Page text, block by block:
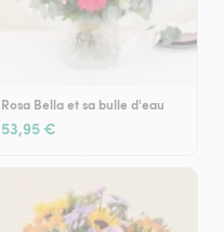
Rosa Bella et sa bulle d'eau
53,95 €